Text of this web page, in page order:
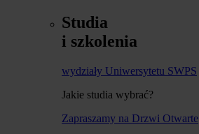
Studia
i szkolenia
wydziały Uniwersytetu SWPS
Jakie studia wybrać?
Zapraszamy na Drzwi Otwarte